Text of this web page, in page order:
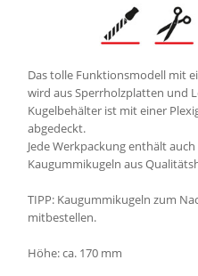
Das tolle Funktionsmodell mit
wird aus Sperrholzplatten und
Kugelbehälter ist mit einer
abgedeckt.
Jede Werkpackung enthält
Kaugummikugeln aus
TIPP: Kaugummikugeln zum
mitbestellen.
Höhe: ca. 170 mm